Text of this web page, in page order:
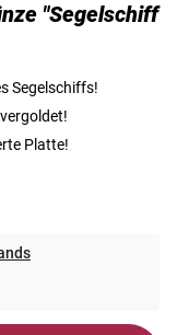
"Segelschiff
Segelschiffs!
Platte!